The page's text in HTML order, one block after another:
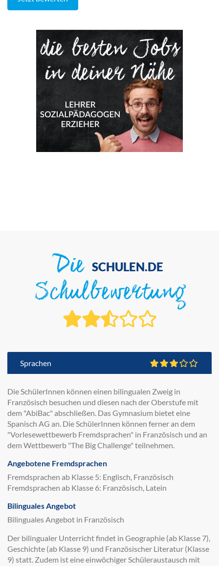
Die SCHULEN.DE
Schulbewertung
Sprachen
Die SchülerInnen können einen bilingualen Zweig in
Französisch besuchen und diesen nach der Oberstufe mit
dem "AbiBac" abschließen. Das Gymnasium bietet eine
Spanisch AG an. Die SchülerInnen können ferner an dem
"Vorlesewettbewerb Fremdsprachen" in Französisch und an
dem Wettbewerb "The Big Challenge" teilnehmen.
Angebotene Fremdsprachen
Fremdsprachen ab Klasse 5: Englisch, Französisch
Fremdsprachen ab Klasse 6: Französisch, Latein
Bilinguales Angebot
Bilinguales Angebot in Französisch
Der bilingualer Unterricht findet in Geographie (ab Klasse 7),
Geschichte (ab Klasse 9) und Französischer Literatur (Klasse
9) statt. Zudem ist eine einwöchiger Schüleraustausch mit